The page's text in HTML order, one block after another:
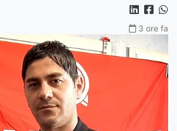
3 ore fa